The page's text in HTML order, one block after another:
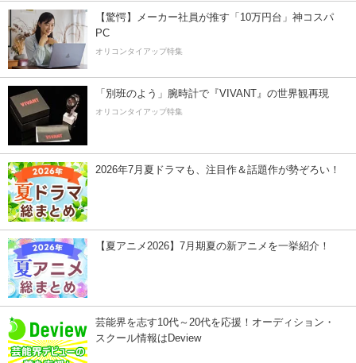
【驚愕】メーカー社員が推す「10万円台」神コスパ
PC
オリコンタイアップ特集
「別班のよう」腕時計で『VIVANT』の世界観再現
オリコンタイアップ特集
2026年7月夏ドラマも、注目作＆話題作が勢ぞろい！
【夏アニメ2026】7月期夏の新アニメを一挙紹介！
芸能界を志す10代～20代を応援！オーディション・
スクール情報はDeview